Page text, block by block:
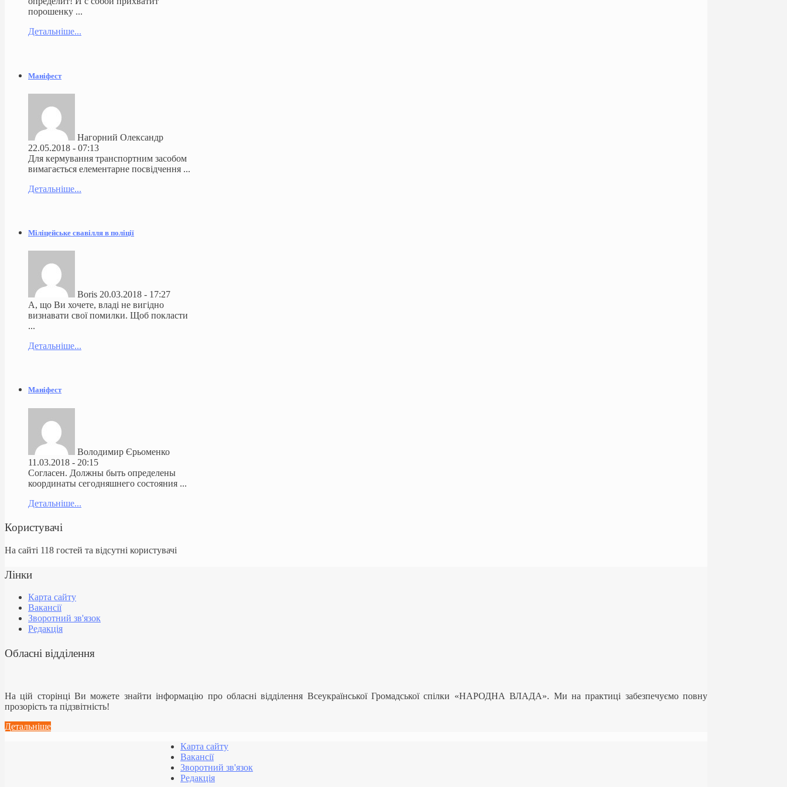
порошенку ...
Детальніше...
Маніфест
Нагорний Олександр
22.05.2018 - 07:13
Для кермування транспортним засобом
вимагається елементарне посвідчення ...
Детальніше...
Міліцейське свавілля в поліції
Boris 20.03.2018 - 17:27
А, що Ви хочете, владі не вигідно
визнавати свої помилки. Щоб покласти
...
Детальніше...
Маніфест
Володимир Єрьоменко
11.03.2018 - 20:15
Согласен. Должны быть определены
координаты сегодняшнего состояния ...
Детальніше...
Користувачі
На сайті 118 гостей та відсутні користувачі
Лінки
Карта сайту
Вакансії
Зворотний зв'язок
Редакція
Обласні відділення
На цій сторінці Ви можете знайти інформацію про обласні відділення Всеукраїнської Громадської спілки «НАРОДНА ВЛАДА». Ми на практиці забезпечуємо повну
прозорість та підзвітність!
Детальніше
Карта сайту
Вакансії
Зворотний зв'язок
Редакція